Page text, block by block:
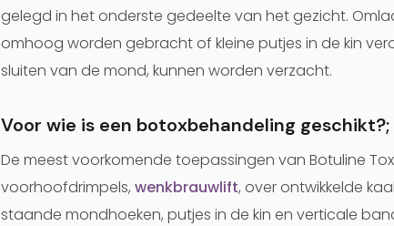
gelegd in het onderste gedeelte van het gezicht.
omhoog worden gebracht of kleine putjes in de kin
sluiten van de mond, kunnen worden verzacht.
Voor wie is een botoxbehandeling
De meest voorkomende toepassingen van Botuline
voorhoofdrimpels, wenkbrauwlift, over ontwikkelde
staande mondhoeken, putjes in de kin en verticale